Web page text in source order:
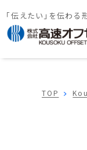
「伝えたい」を伝わ
TOP